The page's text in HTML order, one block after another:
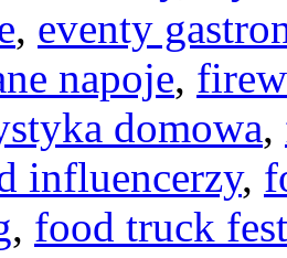
, eventy
napoje,
domowa,
influencerzy,
, food truck